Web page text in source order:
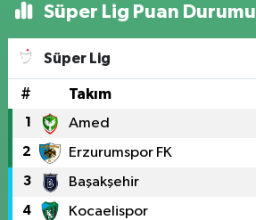
Süper Lig Puan Durumu
Süper Lig
# Takım
1 Amed
2 Erzurumspor FK
3 Başakşehir
4 Kocaelispor